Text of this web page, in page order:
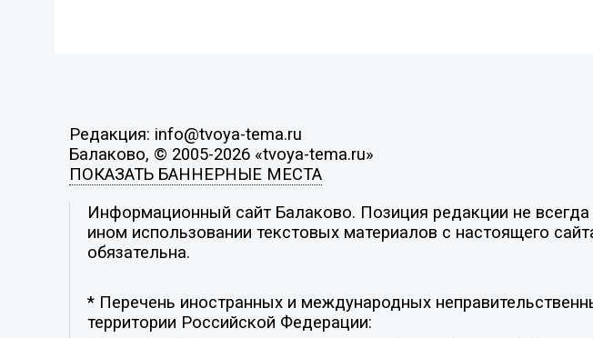
Редакция: info@tvoya-tema.ru
Балаково, © 2005-2026 «tvoya-tema.ru»
ПОКАЗАТЬ БАННЕРНЫЕ МЕСТА
Информационный сайт Балаково. Позиция редакции не
ином использовании текстовых материалов с настоящего
обязательна.
* Перечень иностранных и международных
территории Российской Федерации: